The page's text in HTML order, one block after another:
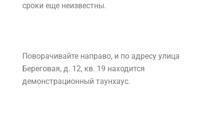
сроки еще неизвестны.
Поворачивайте направо, и по адресу улица
Береговая, д. 12, кв. 19 находится
демонстрационный таунхаус.